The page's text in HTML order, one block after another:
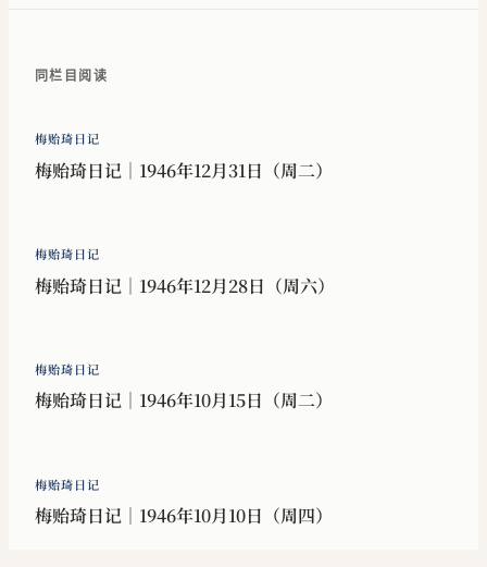
同栏目阅读
梅贻琦日记
梅贻琦日记｜1946年12月31日（周二）
梅贻琦日记
梅贻琦日记｜1946年12月28日（周六）
梅贻琦日记
梅贻琦日记｜1946年10月15日（周二）
梅贻琦日记
梅贻琦日记｜1946年10月10日（周四）